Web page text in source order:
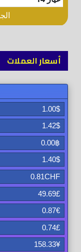
أسعار العملات